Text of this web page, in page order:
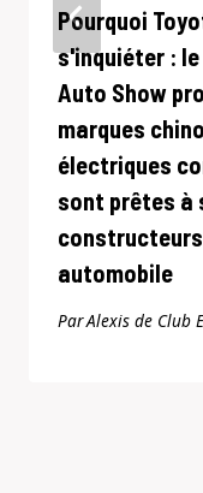
Pourquoi
s'inquiéter :
Auto Show
marques
électriques
sont prêtes à
automobile
ParAlexis de Club